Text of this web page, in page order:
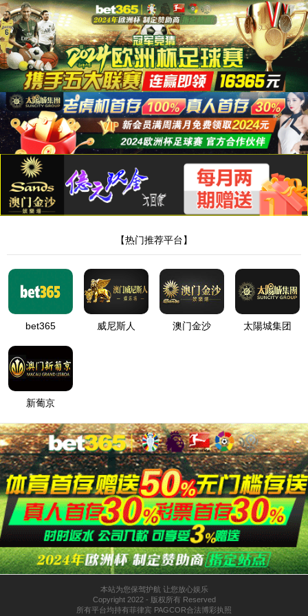
金沙6165总站线路检测
抱歉！该站点已经被管理员停止运行，请联系管